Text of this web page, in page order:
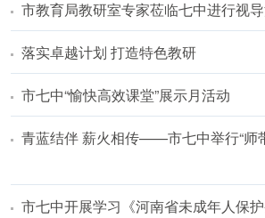
市教育局教研室专家莅临七中进行视
落实卓越计划 打造特色教研
市七中“愉快高效课堂”展示月活动
青蓝结伴 薪火相传——市七中举行“师
市七中开展学习《河南省未成年人保